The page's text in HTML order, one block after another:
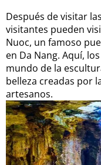
Después de visitar
visitantes pueden
Nuoc, un famoso
en Da Nang. Aquí,
mundo de la
belleza creadas por
artesanos.